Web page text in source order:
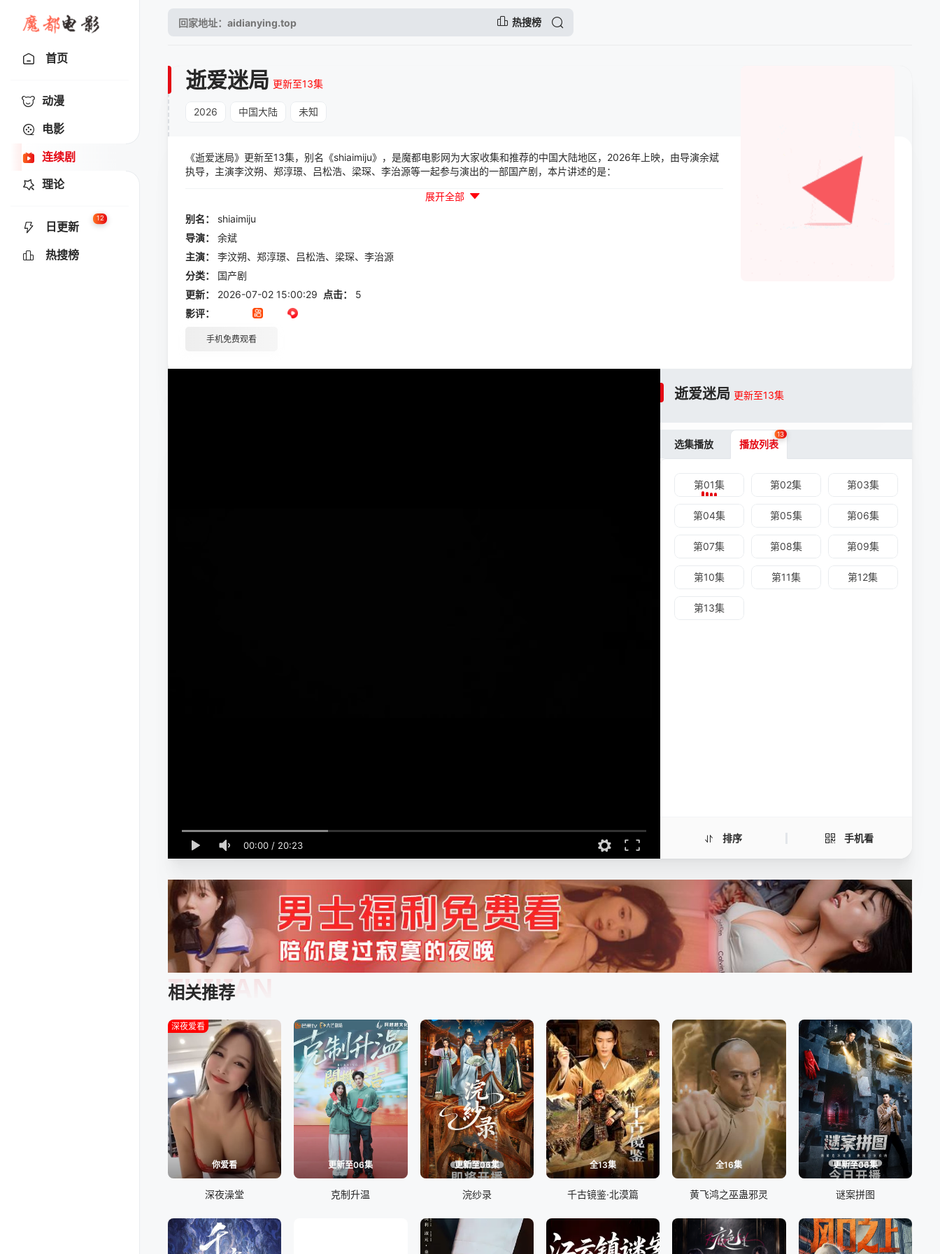
热搜榜
首页
动漫
电影
连续剧
理论
日更新
12
热搜榜
逝爱迷局 更新至13集
2026 中国大陆 未知
《逝爱迷局》更新至13集，别名《shiaimiju》，是魔都电影网为大家收集和推荐的中国大陆地区，2026年上映，由导演余斌
执导，主演李汶朔、郑淳璟、吕松浩、梁琛、李治源等一起参与演出的一部国产剧，本片讲述的是：
展开全部
别名：
shiaimiju
导演：
余斌
主演：
李汶朔、郑淳璟、吕松浩、梁琛、李治源
分类：
国产剧
更新：
2026-07-02 15:00:29 点击：
5
影评：
手机免费观看
00:00 / 20:23
逝爱迷局 更新至13集
排序 手机看
选集播放 播放列表
13
第01集 第02集 第03集
第04集 第05集 第06集
第07集 第08集 第09集
第10集 第11集 第12集
第13集
相关推荐
TUIJIAN
你爱看
深夜爱看
深夜澡堂
更新至06集
克制升温
更新至06集
浣纱录
全13集
千古镜鉴·北漠篇
全16集
黄飞鸿之巫蛊邪灵
更新至06集
谜案拼图